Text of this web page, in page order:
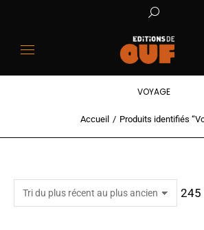
VOYAGE
Vous êtes ici :Accueil Produits identifiés
245